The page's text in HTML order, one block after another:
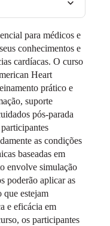
para médicos e
conhecimentos e
cardíacas. O curso
Heart
prático e
suporte
pós-parada
as condições
baseadas em
envolve simulação
poderão aplicar as
que estejam
e eficácia em
os participantes